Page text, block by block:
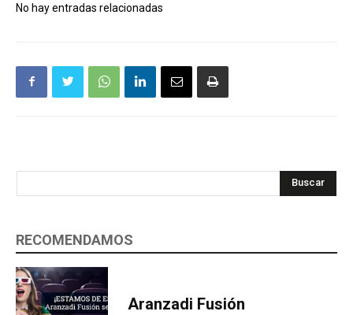
No hay entradas relacionadas
Buscar
RECOMENDAMOS
Aranzadi Fusión